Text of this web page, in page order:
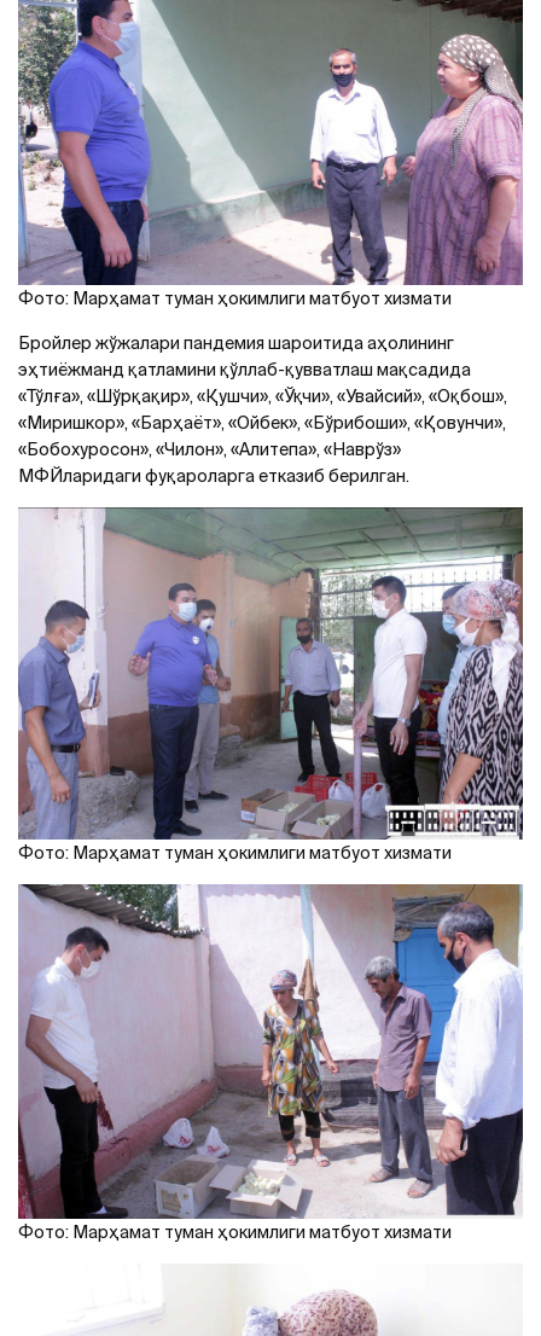
Фото: Марҳамат туман ҳокимлиги матбуот хизмати
Бройлер жўжалари пандемия шароитида аҳолининг
эҳтиёжманд қатламини қўллаб-қувватлаш мақсадида
«Тўлға», «Шўрқақир», «Қушчи», «Ўқчи», «Увайсий», «Оқбош»,
«Миришкор», «Барҳаёт», «Ойбек», «Бўрибоши», «Қовунчи»,
«Бобохуросон», «Чилон», «Aлитепа», «Наврўз»
МФЙларидаги фуқароларга етказиб берилган.
Фото: Марҳамат туман ҳокимлиги матбуот хизмати
Фото: Марҳамат туман ҳокимлиги матбуот хизмати